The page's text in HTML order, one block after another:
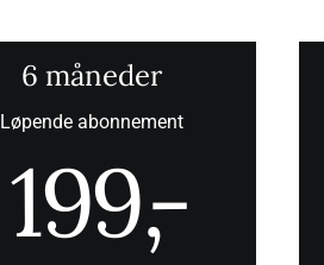
6 måneder
Løpende abonnement
199,-